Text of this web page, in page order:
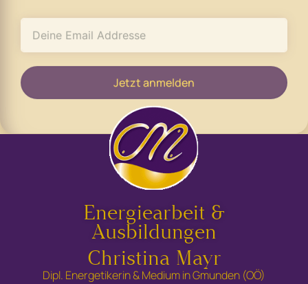
Jetzt anmelden
Energiearbeit &
Ausbildungen
Christina Mayr
Dipl. Energetikerin & Medium in Gmunden (OÖ)